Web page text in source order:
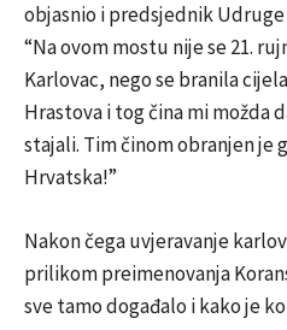
objasnio i predsjednik Udruge
“Na ovom mostu nije se 21.
Karlovac, nego se branila
Hrastova i tog čina mi možda
stajali. Tim činom obranjen je
Hrvatska!”
Nakon čega uvjeravanje
prilikom preimenovanja
sve tamo događalo i kako je